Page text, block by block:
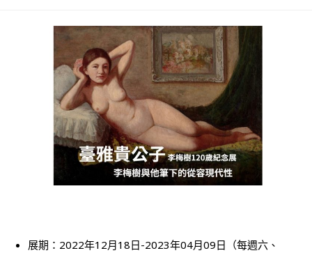
展期：2022年12月18日-2023年04月09日（每週六、